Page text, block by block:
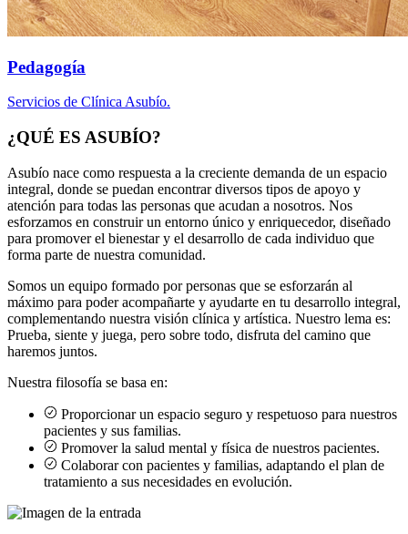
Pedagogía
Servicios de Clínica Asubío.
¿QUÉ ES ASUBÍO?
Asubío nace como respuesta a la creciente demanda de un espacio
integral, donde se puedan encontrar diversos tipos de apoyo y
atención para todas las personas que acudan a nosotros. Nos
esforzamos en construir un entorno único y enriquecedor, diseñado
para promover el bienestar y el desarrollo de cada individuo que
forma parte de nuestra comunidad.
Somos un equipo formado por personas que se esforzarán al
máximo para poder acompañarte y ayudarte en tu desarrollo integral,
complementando nuestra visión clínica y artística. Nuestro lema es:
Prueba, siente y juega, pero sobre todo, disfruta del camino que
haremos juntos.
Nuestra filosofía se basa en:
Proporcionar un espacio seguro y respetuoso para nuestros
pacientes y sus familias.
Promover la salud mental y física de nuestros pacientes.
Colaborar con pacientes y familias, adaptando el plan de
tratamiento a sus necesidades en evolución.